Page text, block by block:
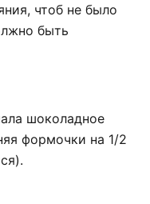
чтоб не было
быть
шоколадное
формочки на 1/2